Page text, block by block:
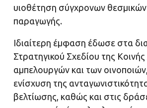
υιοθέτηση σύγχρονων
παραγωγής.
Ιδιαίτερη έμφαση έδωσε στα
Στρατηγικού Σχεδίου της
αμπελουργών και των
ενίσχυση της
βελτίωσης, καθώς και στις